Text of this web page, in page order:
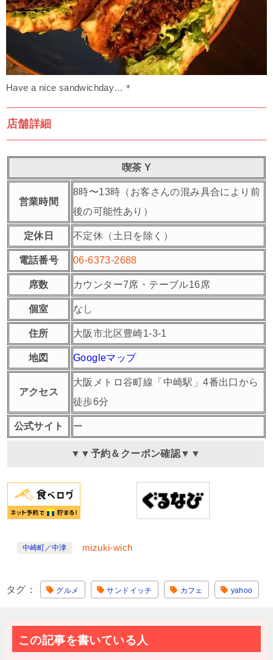
Have a nice sandwichday…＊
店舗詳細
喫茶 Y
営業時間
8時〜13時（お客さんの混み具合により前
後の可能性あり）
定休日 不定休（土日を除く）
電話番号 06-6373-2688
席数 カウンター7席・テーブル16席
個室 なし
住所 大阪市北区豊崎1-3-1
地図 Googleマップ
アクセス
大阪メトロ谷町線「中崎駅」4番出口から
徒歩6分
公式サイト ー
▼▼予約＆クーポン確認▼▼
中崎町／中津 mizuki-wich
タグ グルメ サンドイッチ カフェ yahoo
この記事を書いている人